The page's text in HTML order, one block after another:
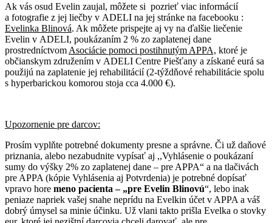
Ak vás osud Evelin zaujal, môžete si pozrieť viac informácií
a fotografie z jej liečby v ADELI na jej stránke na facebooku :
Evelinka Blinová. Ak môžete prispejte aj vy na ďalšie liečenie
Evelin v ADELI, poukázaním 2 % zo zaplatenej dane
prostredníctvom Asociácie pomoci postihnutým APPA, ktoré je
občianskym združením v ADELI Centre Piešťany a získané eurá sa
použijú na zaplatenie jej rehabilitácií (2-týždňové rehabilitácie spolu
s hyperbarickou komorou stoja cca 4.000 €).
Upozornenie pre darcov:
Prosím vyplňte potrebné dokumenty presne a správne. Či už daňové
priznania, alebo nezabudnite vypísať aj ,,Vyhlásenie o poukázaní
sumy do výšky 2% zo zaplatenej dane – pre APPA“ a na tlačivách
pre APPA (kópie Vyhlásenia aj Potvrdenia) je potrebné dopísať
vpravo hore meno pacienta – „pre Evelin Blinovú“, lebo inak
peniaze napriek vašej snahe neprídu na Evelkin účet v APPA a váš
dobrý úmysel sa minie účinku. Už vlani takto prišla Evelka o stovky